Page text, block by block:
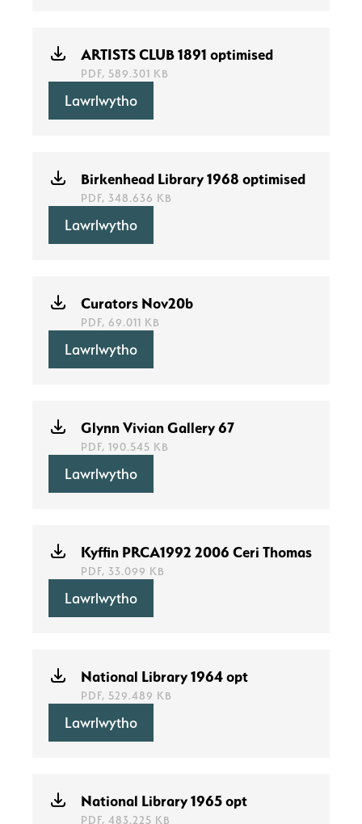
ARTISTS CLUB 1891 optimised
PDF, 589.301 KB
Lawrlwytho
Birkenhead Library 1968 optimised
PDF, 348.636 KB
Lawrlwytho
Curators Nov20b
PDF, 69.011 KB
Lawrlwytho
Glynn Vivian Gallery 67
PDF, 190.545 KB
Lawrlwytho
Kyffin PRCA1992 2006 Ceri Thomas
PDF, 33.099 KB
Lawrlwytho
National Library 1964 opt
PDF, 529.489 KB
Lawrlwytho
National Library 1965 opt
PDF, 483.225 KB